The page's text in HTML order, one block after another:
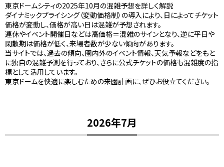
東京ドームシティの2025年10月の混雑予想を詳しく解説
ダイナミックプライシング（変動価格制）の導入により、日によってチケット
価格が変動し、価格が高い日は混雑が予想されます。
連休やイベント開催日などは高価格＝混雑のサインとなり、逆に平日や
閑散期は価格が低く、来場者数が少ない傾向があります。
当サイトでは、過去の傾向、園内外のイベント情報、天気予報などをもと
に独自の混雑予測を行っており、さらに公式チケットの価格も混雑度の指
標として活用しています。
東京ドームを快適に楽しむための来園計画に、ぜひお役立てください。
2026年7月